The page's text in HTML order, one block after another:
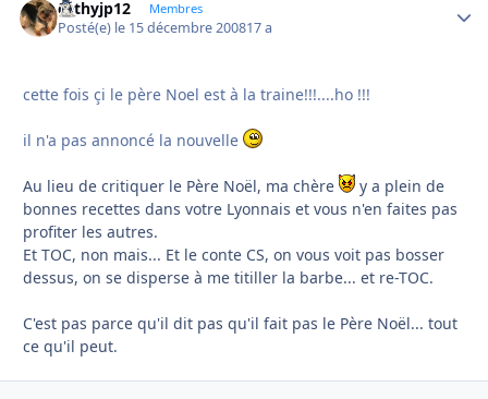
cathyjp12 Membres
Posté(e) le 15 décembre 200817 a
cette fois çi le père Noel est à la traine!!!....ho !!!
il n'a pas annoncé la nouvelle
Au lieu de critiquer le Père Noël, ma chère
y a plein de
bonnes recettes dans votre Lyonnais et vous n'en faites pas
profiter les autres.
Et TOC, non mais... Et le conte CS, on vous voit pas bosser
dessus, on se disperse à me titiller la barbe... et re-TOC.
C'est pas parce qu'il dit pas qu'il fait pas le Père Noël... tout
ce qu'il peut.